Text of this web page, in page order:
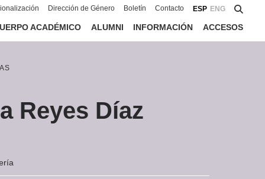
Dirección de Género Boletín Contacto ESP ENG
ACADÉMICO ALUMNI INFORMACIÓN ACCESOS
Reyes Díaz